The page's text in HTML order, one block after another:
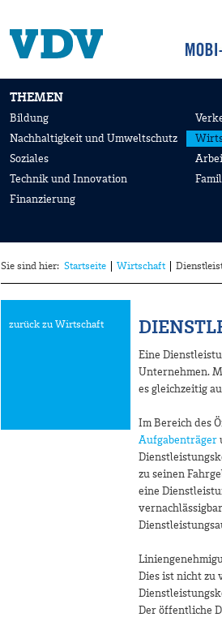
THEMEN
Bildung
Nachhaltigkeit und Umweltschutz
Soziales
Technik und Innovation
Finanzierung
Sie sind hier: Startseite Wirtschaft
zurück zu Wirtschaft
Eine
Unternehmen.
es gleichzeitig
Im Bereich des
Aufgabenträger
zu seinen
eine
Dies ist nicht zu
Der öffentliche